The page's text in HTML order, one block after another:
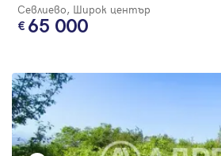
Севлиево, Широк център
65 000